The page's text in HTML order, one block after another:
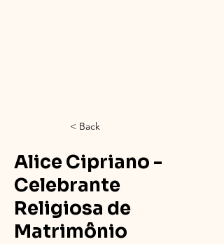
< Back
Alice Cipriano -
Celebrante
Religiosa de
Matrimônio